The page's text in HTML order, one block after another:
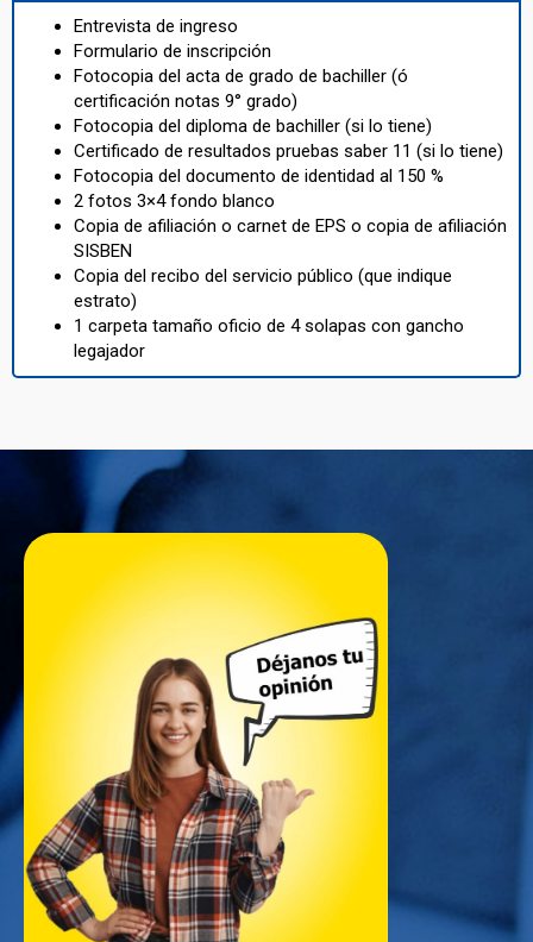
Entrevista de ingreso
Formulario de inscripción
Fotocopia del acta de grado de bachiller (ó
certificación notas 9° grado)
Fotocopia del diploma de bachiller (si lo tiene)
Certificado de resultados pruebas saber 11 (si lo tiene)
Fotocopia del documento de identidad al 150 %
2 fotos 3×4 fondo blanco
Copia de afiliación o carnet de EPS o copia de afiliación
SISBEN
Copia del recibo del servicio público (que indique
estrato)
1 carpeta tamaño oficio de 4 solapas con gancho
legajador